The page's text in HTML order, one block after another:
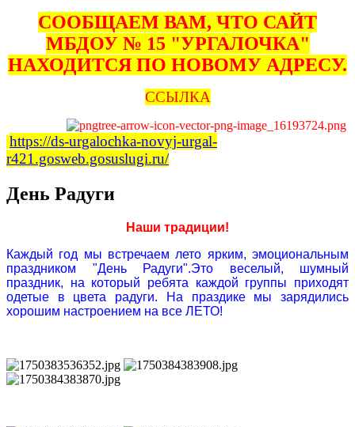
СООБЩАЕМ ВАМ, ЧТО САЙТ
МБДОУ № 15 "УРГАЛОЧКА"
НАХОДИТСЯ ПО НОВОМУ АДРЕСУ.
ССЫЛКА
https://ds-urgalochka-novyj-urgal-
r421.gosweb.gosuslugi.ru/
День Радуги
Наши традиции!
Каждый год мы встречаем лето ярким, эмоциональным
праздником "День Радуги".Это веселый, шумный
праздник, на который ребята каждой группы приходят
одетые в цвета радуги. На праздике мы зарядились
хорошим настроением на все ЛЕТО!